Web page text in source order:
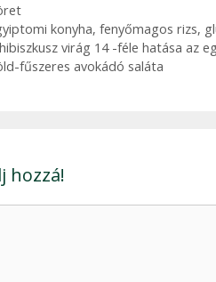
konyha, fenyőmagos rizs,
virág 14 -féle hatása az
fűszeres avokádó saláta
hozzá!